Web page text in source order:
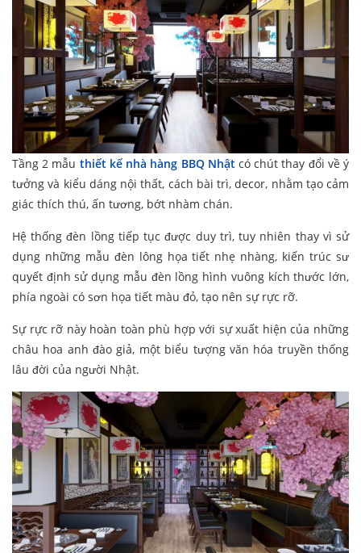
Tầng 2 mẫu thiết kế nhà hàng BBQ Nhật có chút thay đổi về ý
tưởng và kiểu dáng nội thất, cách bài trì, decor, nhằm tạo cảm
giác thích thú, ấn tương, bớt nhàm chán.
Hệ thống đèn lồng tiếp tục được duy trì, tuy nhiên thay vì sử
dụng những mẫu đèn lông họa tiết nhẹ nhàng, kiến trúc sư
quyết định sử dụng mẫu đèn lồng hình vuông kích thước lớn,
phía ngoài có sơn họa tiết màu đỏ, tạo nên sự rực rỡ.
Sự rực rỡ này hoàn toàn phù hợp với sự xuất hiện của những
châu hoa anh đào giả, một biểu tượng văn hóa truyền thống
lâu đời của người Nhật.